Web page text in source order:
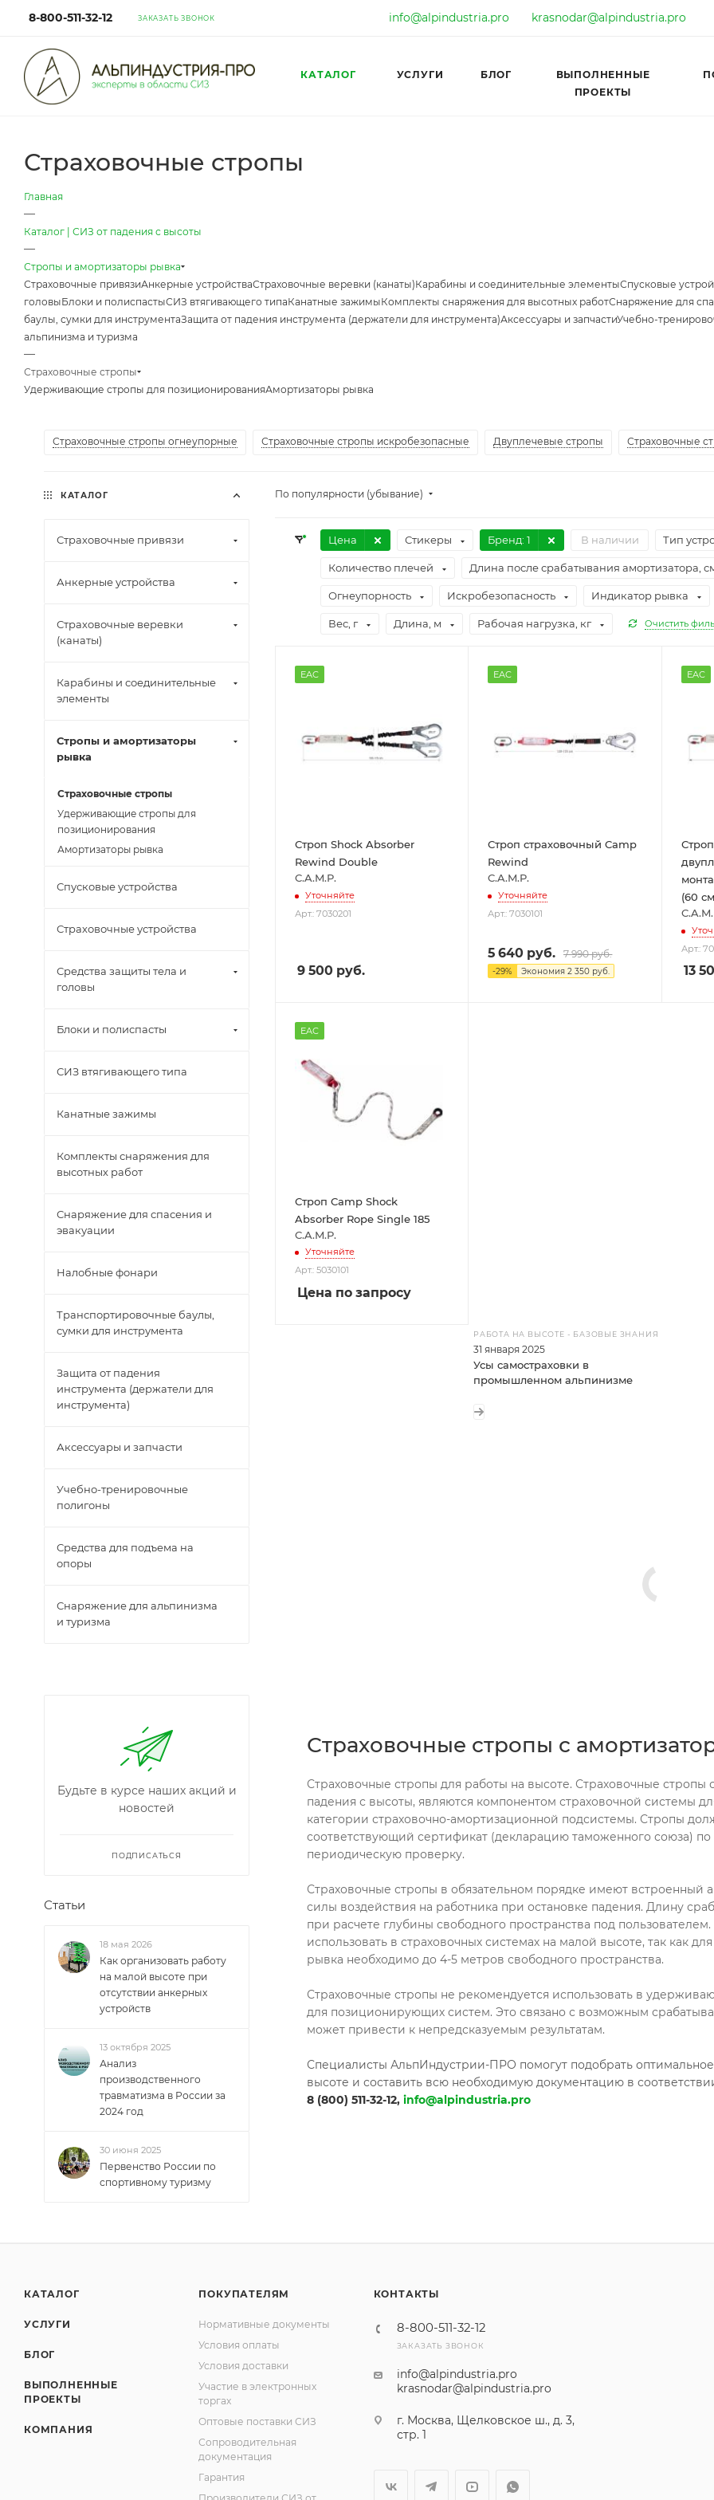
8-800-511-32-12 ЗАКАЗАТЬ ЗВОНОК info@alpindustria.pro krasnodar@alpindustria.pro
КАТАЛОГ УСЛУГИ БЛОГ
ВЫПОЛНЕННЫЕ
ПРОЕКТЫ
Страховочные стропы
Главная
—
Каталог | СИЗ от падения с высоты
—
Стропы и амортизаторы рывка
Страховочные привязиАнкерные устройстваСтраховочные веревки (канаты)Карабины и соединительные элементыСпусковые
головыБлоки и полиспастыСИЗ втягивающего типаКанатные зажимыКомплекты снаряжения для высотных работСнаряжение для
баулы, сумки для инструментаЗащита от падения инструмента (держатели для инструмента)Аксессуары и запчастиУчебно-
альпинизма и туризма
—
Страховочные стропы
Удерживающие стропы для позиционированияАмортизаторы рывка
Страховочные стропы огнеупорные Страховочные стропы искробезопасные Двуплечевые стропы Страховочные
По популярности (убывание)
Цена Стикеры Бренд: 1 В наличии Тип
Количество плечей Длина после срабатывания амортизатора,
Огнеупорность Искробезопасность Индикатор рывка
Вес, г Длина, м Рабочая нагрузка, кг Очистить
EAC
Строп Shock Absorber
Rewind Double
C.A.M.P.
Уточняйте
Арт.: 7030201
9 500 руб.
EAC
Строп страховочный Camp
Rewind
C.A.M.P.
Уточняйте
Арт.: 7030101
5 640 руб. 7 990руб.
-29% Экономия2 350 руб.
EAC
(60
Арт.:
13
EAC
Строп Camp Shock
Absorber Rope Single 185
C.A.M.P.
Уточняйте
Арт.: 5030101
Цена по запросу
РАБОТА НА ВЫСОТЕ - БАЗОВЫЕ ЗНАНИЯ
31 января 2025
Усы самостраховки в
промышленном альпинизме
Страховочные стропы с
Страховочные стропы для работы на высоте. Страховочные
падения с высоты, являются компонентом страховочной системы
категории страховочно-амортизационной подсистемы. Стропы
соответствующий сертификат (декларацию таможенного союза)
Страховочные стропы в обязательном порядке имеют встроенный
силы воздействия на работника при остановке падения. Длину
при расчете глубины свободного пространства под
использовать в страховочных системах на малой высоте, так как
Страховочные стропы не рекомендуется использовать в
для позиционирующих систем. Это связано с возможным
Специалисты АльпИндустрии-ПРО помогут подобрать
высоте и составить всю необходимую документацию в
КАТАЛОГ
Страховочные привязи
Анкерные устройства
Страховочные веревки
(канаты)
Карабины и соединительные
элементы
Стропы и амортизаторы
рывка
Страховочные стропы
Удерживающие стропы для
позиционирования
Амортизаторы рывка
Спусковые устройства
Страховочные устройства
Средства защиты тела и
головы
Блоки и полиспасты
СИЗ втягивающего типа
Канатные зажимы
Комплекты снаряжения для
высотных работ
Снаряжение для спасения и
эвакуации
Налобные фонари
Транспортировочные баулы,
сумки для инструмента
Защита от падения
инструмента (держатели для
инструмента)
Аксессуары и запчасти
Учебно-тренировочные
полигоны
Средства для подъема на
опоры
Снаряжение для альпинизма
и туризма
Будьте в курсе наших акций и
новостей
ПОДПИСАТЬСЯ
Статьи
18 мая 2026
Как организовать работу
на малой высоте при
отсутствии анкерных
устройств
13 октября 2025
Анализ
производственного
травматизма в России за
2024 год
30 июня 2025
Первенство России по
спортивному туризму
КАТАЛОГ
УСЛУГИ
БЛОГ
ВЫПОЛНЕННЫЕ
ПРОЕКТЫ
КОМПАНИЯ
ПОКУПАТЕЛЯМ
Нормативные документы
Условия оплаты
Условия доставки
Участие в электронных
торгах
Оптовые поставки СИЗ
Сопроводительная
документация
Гарантия
КОНТАКТЫ
8-800-511-32-12
ЗАКАЗАТЬ ЗВОНОК
info@alpindustria.pro
krasnodar@alpindustria.pro
г. Москва, Щелковское ш., д. 3,
стр. 1